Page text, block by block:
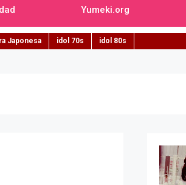
Yumeki.org
Japonesa idol 70s idol 80s